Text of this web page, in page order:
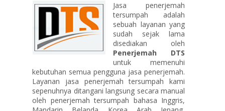
Jasa penerjemah
tersumpah adalah
sebuah layanan yang
sudah sejak lama
disediakan oleh
Penerjemah DTS
untuk memenuhi
kebutuhan semua pengguna jasa penerjemah.
Layanan jasa penerjemah tersumpah kami
sepenuhnya ditangani langsung secara manual
oleh penerjemah tersumpah bahasa Inggris,